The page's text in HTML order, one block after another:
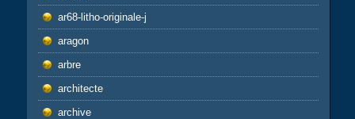
ar68-litho-originale-j
aragon
arbre
architecte
archive